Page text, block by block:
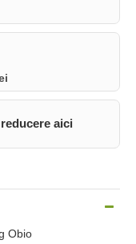
aici
Obio